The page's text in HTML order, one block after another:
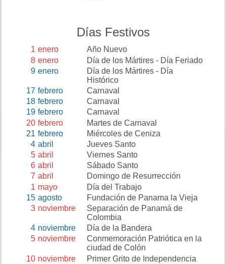
Días Festivos
1 enero
Año Nuevo
8 enero
Día de los Mártires - Día Feriado
9 enero
Día de los Mártires - Día
Histórico
17 febrero
Carnaval
18 febrero
Carnaval
19 febrero
Carnaval
20 febrero
Martes de Carnaval
21 febrero
Miércoles de Ceniza
4 abril
Jueves Santo
5 abril
Viernes Santo
6 abril
Sábado Santo
7 abril
Domingo de Resurrección
1 mayo
Día del Trabajo
15 agosto
Fundación de Panama la Vieja
3 noviembre
Separación de Panamá de
Colombia
4 noviembre
Día de la Bandera
5 noviembre
Conmemoración Patriótica en la
ciudad de Colón
10 noviembre
Primer Grito de Independencia